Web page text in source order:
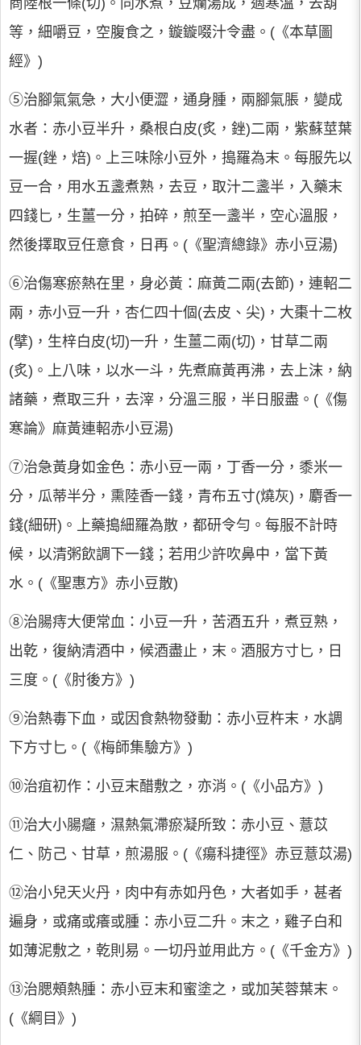
商陸根一條(切)。同水煮，豆爛湯成，適寒溫，去葫
等，細嚼豆，空腹食之，鏇鏇啜汁令盡。(《本草圖
經》)
⑤治腳氣氣急，大小便澀，通身腫，兩腳氣脹，變成
水者：赤小豆半升，桑根白皮(炙，銼)二兩，紫蘇莖葉
一握(銼，焙)。上三味除小豆外，搗羅為末。每服先以
豆一合，用水五盞煮熟，去豆，取汁二盞半，入藥末
四錢匕，生薑一分，拍碎，煎至一盞半，空心溫服，
然後擇取豆任意食，日再。(《聖濟總錄》赤小豆湯)
⑥治傷寒瘀熱在里，身必黃：麻黃二兩(去節)，連軺二
兩，赤小豆一升，杏仁四十個(去皮、尖)，大棗十二枚
(擘)，生梓白皮(切)一升，生薑二兩(切)，甘草二兩
(炙)。上八味，以水一斗，先煮麻黃再沸，去上沫，納
諸藥，煮取三升，去滓，分溫三服，半日服盡。(《傷
寒論》麻黃連軺赤小豆湯)
⑦治急黃身如金色：赤小豆一兩，丁香一分，黍米一
分，瓜蒂半分，熏陸香一錢，青布五寸(燒灰)，麝香一
錢(細研)。上藥搗細羅為散，都研令勻。每服不計時
候，以清粥飲調下一錢；若用少許吹鼻中，當下黃
水。(《聖惠方》赤小豆散)
⑧治腸痔大便常血：小豆一升，苦酒五升，煮豆熟，
出乾，復納清酒中，候酒盡止，末。酒服方寸匕，日
三度。(《肘後方》)
⑨治熱毒下血，或因食熱物發動：赤小豆杵末，水調
下方寸匕。(《梅師集驗方》)
⑩治疽初作：小豆末醋敷之，亦消。(《小品方》)
⑪治大小腸癰，濕熱氣滯瘀凝所致：赤小豆、薏苡
仁、防己、甘草，煎湯服。(《瘍科捷徑》赤豆薏苡湯)
⑫治小兒天火丹，肉中有赤如丹色，大者如手，甚者
遍身，或痛或癢或腫：赤小豆二升。末之，雞子白和
如薄泥敷之，乾則易。一切丹並用此方。(《千金方》)
⑬治腮頰熱腫：赤小豆末和蜜塗之，或加芙蓉葉末。
(《綱目》)